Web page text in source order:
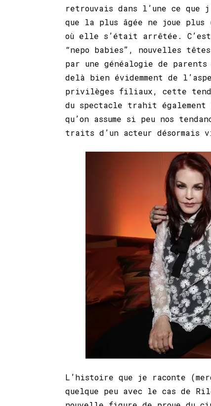
retrouvais dans l’une ce que
que la plus âgée ne joue plus
où elle s’était arrêtée.
“nepo babies”, nouvelles
par une généalogie de
delà bien évidemment de
privilèges filiaux, cette
du spectacle trahit
qu’on assume si peu nos
traits d’un acteur
L’histoire que je raconte
quelque peu avec le cas de